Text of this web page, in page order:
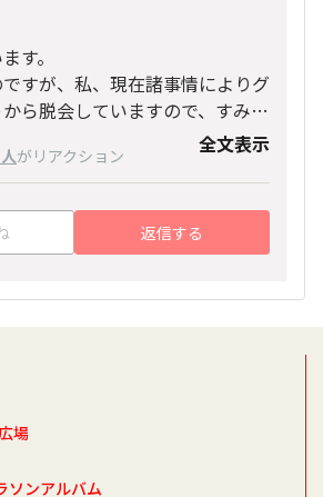
す。
すが、私、現在諸事情によりグ
ら脱会していますので、すみま
ら、このページでの交流を続け
ます。
がリアクション 全文表示
返信する
場
ソンアルバム